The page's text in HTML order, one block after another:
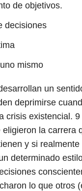
de objetivos.
decisiones
mismo
un
deprimirse
crisis existencial. 9
la carrera
y si
determinado
lo que otros